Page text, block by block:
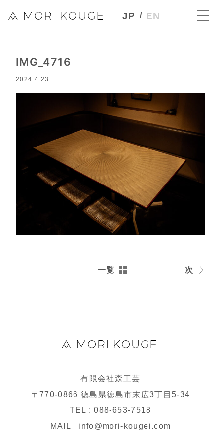
JP EN
IMG_4716
2024.4.23
一覧 次
有限会社森工芸
〒770-0866 徳島県徳島市末広3丁目5-34
TEL : 088-653-7518
MAIL : info@mori-kougei.com